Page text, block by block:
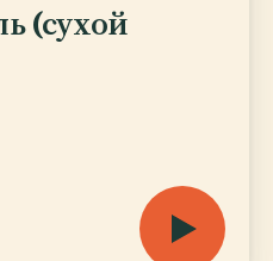
(сухой